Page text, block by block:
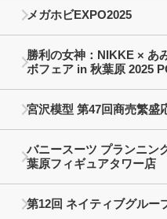
メガホビEXPO2025
勝利の女神：NIKKE × あ
ボフェア in 秋葉原 2025
宮沢模型 第47回商売繁盛
バニースーツ プランニン
葉原フィギュアタワー店
第12回 ネイティブグルー